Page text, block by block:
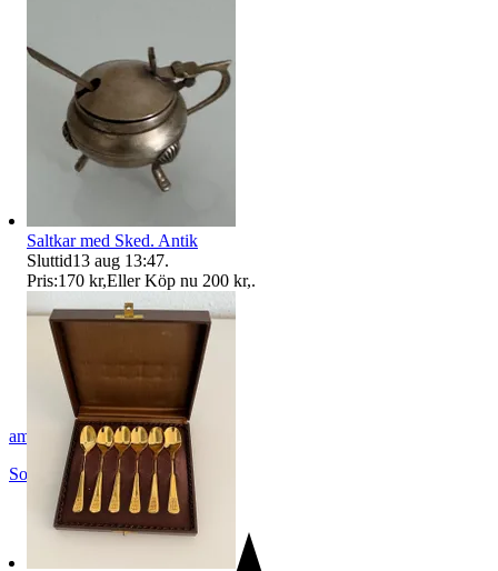
amin48
Solna
Sverige
Saltkar med Sked. Antik
Sluttid13 aug 13:47.
Pris:170 kr,Eller Köp nu 200 kr,.